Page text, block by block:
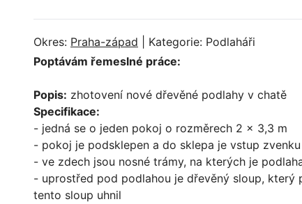
Okres: Praha-západ | Kategorie: Podlaháři
Poptávám řemeslné práce:
Popis: zhotovení nové dřevěné podlahy v chatě
Specifikace:
- jedná se o jeden pokoj o rozměrech 2 x 3,3 m
- pokoj je podsklepen a do sklepa je vstup
- ve zdech jsou nosné trámy, na kterých je
- uprostřed pod podlahou je dřevěný sloup, který
tento sloup uhnil